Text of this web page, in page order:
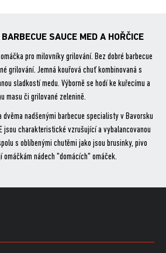
SAUCE MED A HOŘČICE
pro milovníky grilování. Bez dobré barbecue
grilování. Jemná kouřová chuť kombinovaná s
sladkostí medu. Výborně se hodí ke kuřecímu a
masu či grilované zelenině.
dvěma nadšenými barbecue specialisty v Bavorsku
jsou charakteristické vzrušující a vybalancovanou
s oblíbenými chutěmi jako jsou brusinky, pivo
omáčkám nádech "domácích" omáček.